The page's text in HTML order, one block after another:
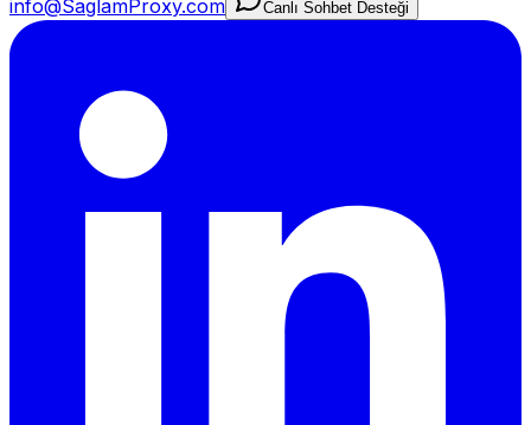
info@SaglamProxy.com
Canlı Sohbet Desteği